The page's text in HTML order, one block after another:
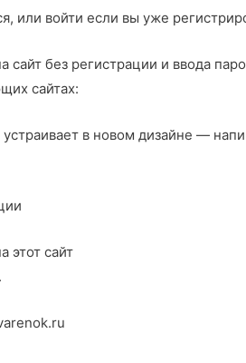
или войти если вы уже
сайт без регистрации и ввода
сайтах:
в новом дизайне —
этот сайт